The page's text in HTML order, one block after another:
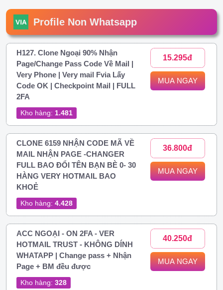
Profile Non Whatsapp
H127. Clone Ngoại 90% Nhận
Page/Change Pass Code Về Mail |
Very Phone | Very mail Fvia Lấy
Code OK | Checkpoint Mail | FULL
2FA
Kho hàng: 1.481
15.295đ
MUA NGAY
CLONE 6159 NHẬN CODE MÃ VỀ
MAIL NHẬN PAGE -CHANGER
FULL BAO ĐỔI TÊN BẠN BÈ 0- 30
HÀNG VERY HOTMAIL BAO
KHOẺ
Kho hàng: 4.428
36.800đ
MUA NGAY
ACC NGOẠI - ON 2FA - VER
HOTMAIL TRUST - KHÔNG DÍNH
WHATAPP | Change pass + Nhận
Page + BM đều được
Kho hàng: 328
40.250đ
MUA NGAY